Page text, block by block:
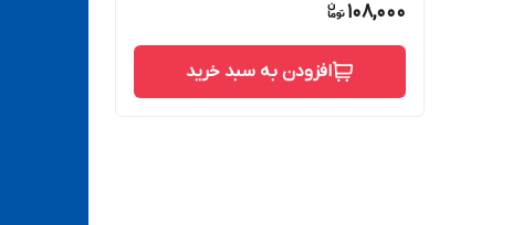
108,000
افزودن به سبد خرید